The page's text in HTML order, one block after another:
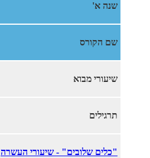
שנה א'
שם הקורס
שיעורי מבוא
תרגילים
"כלים שלובים" - שיעורי העשרה